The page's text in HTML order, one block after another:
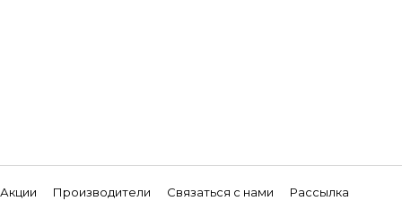
Акции Производители Связаться с нами
Рассылка